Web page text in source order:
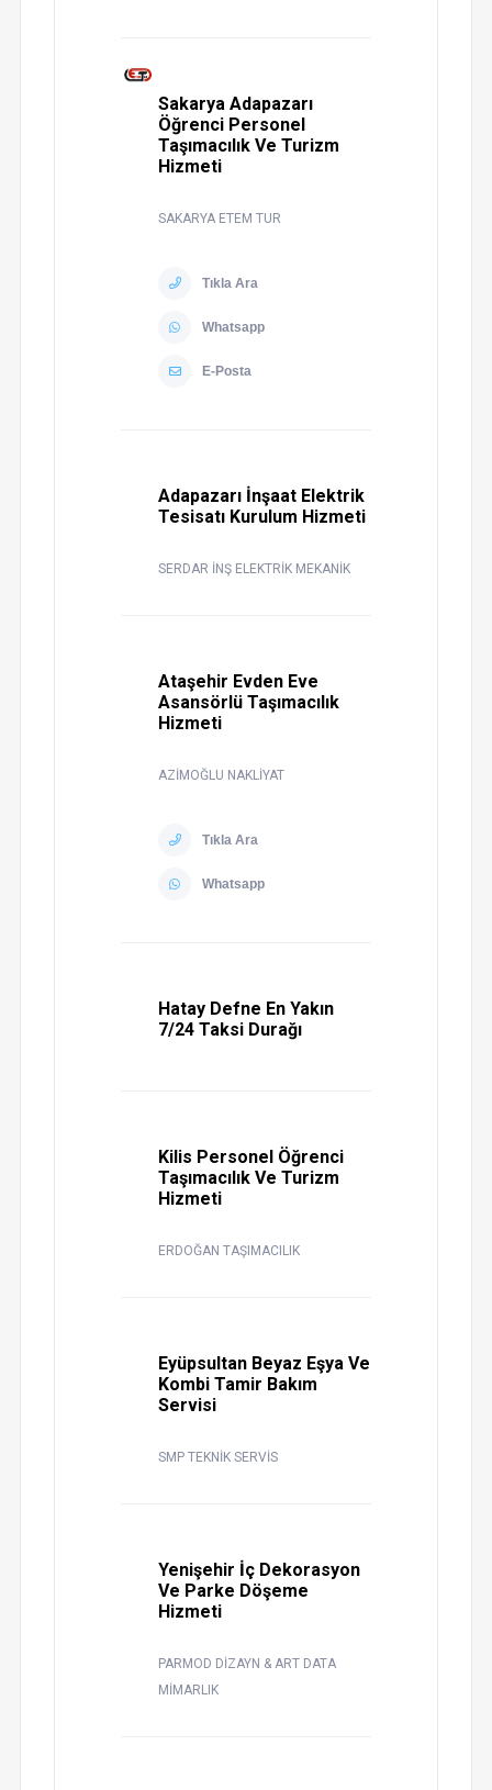
Sakarya Adapazarı
Öğrenci Personel
Taşımacılık Ve Turizm
Hizmeti
SAKARYA ETEM TUR
Tıkla Ara
Whatsapp
E-Posta
Adapazarı İnşaat Elektrik
Tesisatı Kurulum Hizmeti
SERDAR İNŞ ELEKTRİK MEKANİK
Ataşehir Evden Eve
Asansörlü Taşımacılık
Hizmeti
AZİMOĞLU NAKLİYAT
Tıkla Ara
Whatsapp
Hatay Defne En Yakın
7/24 Taksi Durağı
Kilis Personel Öğrenci
Taşımacılık Ve Turizm
Hizmeti
ERDOĞAN TAŞIMACILIK
Eyüpsultan Beyaz Eşya Ve
Kombi Tamir Bakım
Servisi
SMP TEKNİK SERVİS
Yenişehir İç Dekorasyon
Ve Parke Döşeme
Hizmeti
PARMOD DİZAYN & ART DATA
MİMARLIK